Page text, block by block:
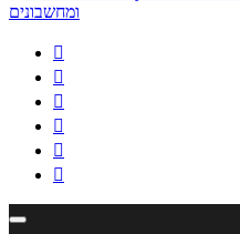





